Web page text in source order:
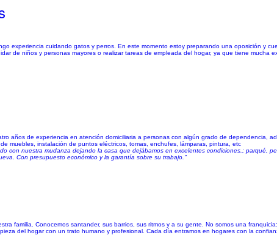
experiencia cuidando gatos y perros. En este momento estoy preparando una oposición y
de niños y personas mayores o realizar tareas de empleada del hogar, ya que tiene mucha
años de experiencia en atención domiciliaria a personas con algún grado de dependencia,
muebles, instalación de puntos eléctricos, tomas, enchufes, lámparas, pintura, etc
con nuestra mudanza dejando la casa que dejábamos en excelentes condiciones.; parqué,
Con presupuesto económico y la garantía sobre su trabajo."
familia. Conocemos santander, sus barrios, sus ritmos y a su gente. No somos una
del hogar con un trato humano y profesional. Cada día entramos en hogares con la